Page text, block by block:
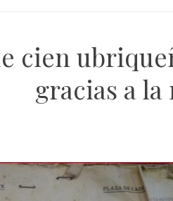
cien
gracias a